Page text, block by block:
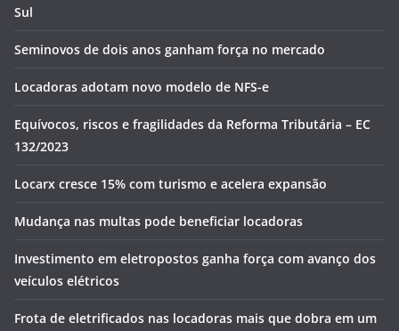
Sul
Seminovos de dois anos ganham força no mercado
Locadoras adotam novo modelo de NFS-e
Equívocos, riscos e fragilidades da Reforma Tributária – EC
132/2023
Locarx cresce 15% com turismo e acelera expansão
Mudança nas multas pode beneficiar locadoras
Investimento em eletropostos ganha força com avanço dos
veículos elétricos
Frota de eletrificados nas locadoras mais que dobra em um